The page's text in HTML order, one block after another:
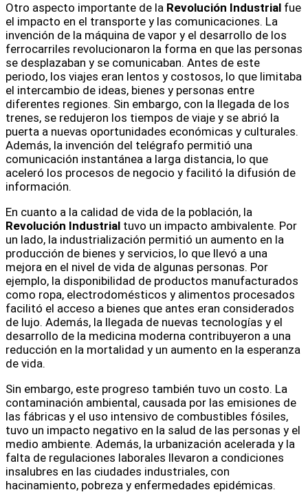
Otro aspecto importante de la Revolución Industrial fue
el impacto en el transporte y las comunicaciones. La
invención de la máquina de vapor y el desarrollo de los
ferrocarriles revolucionaron la forma en que las personas
se desplazaban y se comunicaban. Antes de este
periodo, los viajes eran lentos y costosos, lo que limitaba
el intercambio de ideas, bienes y personas entre
diferentes regiones. Sin embargo, con la llegada de los
trenes, se redujeron los tiempos de viaje y se abrió la
puerta a nuevas oportunidades económicas y culturales.
Además, la invención del telégrafo permitió una
comunicación instantánea a larga distancia, lo que
aceleró los procesos de negocio y facilitó la difusión de
información.
En cuanto a la calidad de vida de la población, la
Revolución Industrial tuvo un impacto ambivalente. Por
un lado, la industrialización permitió un aumento en la
producción de bienes y servicios, lo que llevó a una
mejora en el nivel de vida de algunas personas. Por
ejemplo, la disponibilidad de productos manufacturados
como ropa, electrodomésticos y alimentos procesados
facilitó el acceso a bienes que antes eran considerados
de lujo. Además, la llegada de nuevas tecnologías y el
desarrollo de la medicina moderna contribuyeron a una
reducción en la mortalidad y un aumento en la esperanza
de vida.
Sin embargo, este progreso también tuvo un costo. La
contaminación ambiental, causada por las emisiones de
las fábricas y el uso intensivo de combustibles fósiles,
tuvo un impacto negativo en la salud de las personas y el
medio ambiente. Además, la urbanización acelerada y la
falta de regulaciones laborales llevaron a condiciones
insalubres en las ciudades industriales, con
hacinamiento, pobreza y enfermedades epidémicas.